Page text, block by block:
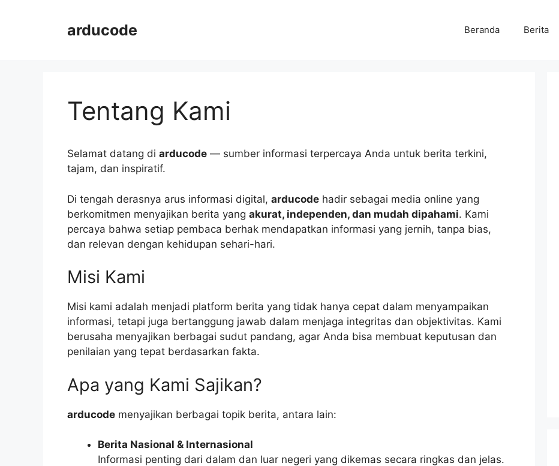
arducode Beranda Berita
Tentang Kami
Selamat datang di arducode — sumber informasi terpercaya Anda untuk berita terkini,
tajam, dan inspiratif.
Di tengah derasnya arus informasi digital, arducode hadir sebagai media online yang
berkomitmen menyajikan berita yang akurat, independen, dan mudah dipahami. Kami
percaya bahwa setiap pembaca berhak mendapatkan informasi yang jernih, tanpa bias,
dan relevan dengan kehidupan sehari-hari.
Misi Kami
Misi kami adalah menjadi platform berita yang tidak hanya cepat dalam menyampaikan
informasi, tetapi juga bertanggung jawab dalam menjaga integritas dan objektivitas. Kami
berusaha menyajikan berbagai sudut pandang, agar Anda bisa membuat keputusan dan
penilaian yang tepat berdasarkan fakta.
Apa yang Kami Sajikan?
arducode menyajikan berbagai topik berita, antara lain:
Berita Nasional & Internasional
Informasi penting dari dalam dan luar negeri yang dikemas secara ringkas dan jelas.